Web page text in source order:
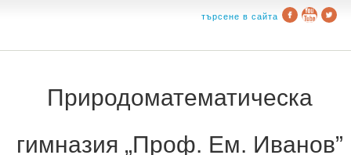
търсене в сайта
Природоматематическа
гимназия „Проф. Ем. Иванов”